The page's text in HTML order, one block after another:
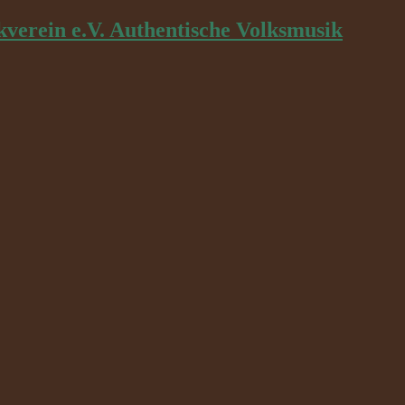
e.V. Authentische Volksmusik